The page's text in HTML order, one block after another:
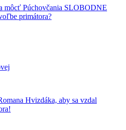
môcť Púchovčania SLOBODNE
primátora?
Hvizdáka, aby sa vzdal